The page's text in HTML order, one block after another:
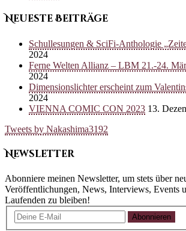
Neueste Beiträge
Schullesungen & SciFi-Anthologie
2024
Ferne Welten Allianz – LBM 21.-24.
2024
Dimensionslichter erscheint zum
2024
VIENNA COMIC CON 2023 13.
Tweets by Nakashima3192
Newsletter
Abonniere meinen Newsletter, um stets über
Veröffentlichungen, News, Interviews, Events
Laufenden zu bleiben!
Abonnieren